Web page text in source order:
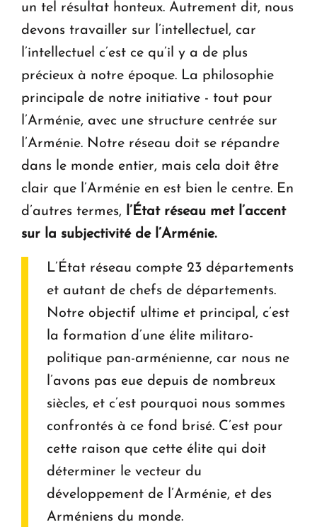
un tel résultat honteux. Autrement dit, nous
devons travailler sur l’intellectuel, car
l’intellectuel c’est ce qu’il y a de plus
précieux à notre époque. La philosophie
principale de notre initiative - tout pour
l’Arménie, avec une structure centrée sur
l’Arménie. Notre réseau doit se répandre
dans le monde entier, mais cela doit être
clair que l’Arménie en est bien le centre. En
d’autres termes, l’État réseau met l’accent
sur la subjectivité de l’Arménie.
L’État réseau compte 23 départements
et autant de chefs de départements.
Notre objectif ultime et principal, c’est
la formation d’une élite militaro-
politique pan-arménienne, car nous ne
l’avons pas eue depuis de nombreux
siècles, et c’est pourquoi nous sommes
confrontés à ce fond brisé. C’est pour
cette raison que cette élite qui doit
déterminer le vecteur du
développement de l’Arménie, et des
Arméniens du monde.